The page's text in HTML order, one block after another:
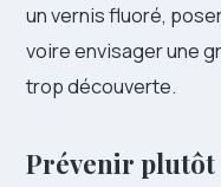
un vernis fluoré,
voire envisager une
trop découverte.
Prévenir